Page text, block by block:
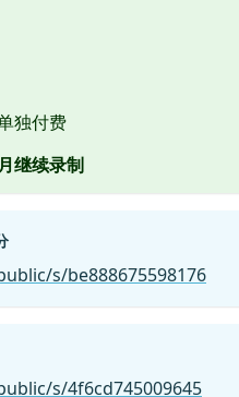
独付费
继续录制
s/be888675598176
s/4f6cd745009645